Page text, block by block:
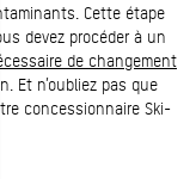
Cette étape
devez procéder à un
de changement
Et n’oubliez pas que
concessionnaire Ski-